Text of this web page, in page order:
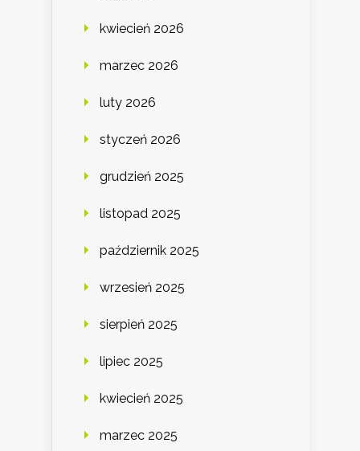
kwiecień 2026
marzec 2026
luty 2026
styczeń 2026
grudzień 2025
listopad 2025
październik 2025
wrzesień 2025
sierpień 2025
lipiec 2025
kwiecień 2025
marzec 2025